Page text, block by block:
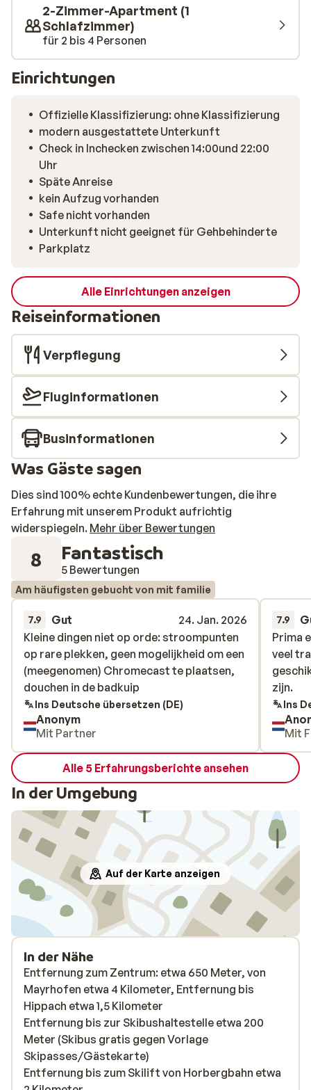
nachmittags in wenigen Minuten zur Gondelbahn oder
ins Zentrum von Mayrhofen.
2-Zimmer-Apartment (1
Schlafzimmer)
für 2 bis 4 Personen
Einrichtungen
Offizielle Klassifizierung: ohne Klassifizierung
modern ausgestattete Unterkunft
Check in Inchecken zwischen 14:00und 22:00
Uhr
Späte Anreise
kein Aufzug vorhanden
Safe nicht vorhanden
Unterkunft nicht geeignet für Gehbehinderte
Parkplatz
Alle Einrichtungen anzeigen
Reiseinformationen
Verpflegung
Fluginformationen
Businformationen
Was Gäste sagen
Dies sind 100% echte Kundenbewertungen, die ihre
Erfahrung mit unserem Produkt aufrichtig
widerspiegeln. Mehr über Bewertungen
8 Fantastisch
5 Bewertungen
Am häufigsten gebucht von mit familie
7.9 Gut
24. Jan. 2026
Kleine dingen niet op orde: stroompunten
op rare plekken, geen mogelijkheid om een
(meegenomen) Chromecast te plaatsen,
douchen in de badkuip
Kleine dingen niet op orde: stroompunten
op rare plekken, geen mogelijkheid om een
(meegenomen) Chromecast te plaatsen,
douchen in de badkuip
Ins Deutsche übersetzen (DE)
Anonym
Mit Partner
7.9
Prima
veel
zijn.
Prima
veel
zijn.
Ins
Mit
Alle 5 Erfahrungsberichte ansehen
In der Umgebung
Auf der Karte anzeigen
In der Nähe
Entfernung zum Zentrum: etwa 650 Meter, von
Mayrhofen etwa 4 Kilometer, Entfernung bis
Hippach etwa 1,5 Kilometer
Entfernung bis zur Skibushaltestelle etwa 200
Meter (Skibus gratis gegen Vorlage
Skipasses/Gästekarte)
Entfernung bis zum Skilift von Horbergbahn etwa